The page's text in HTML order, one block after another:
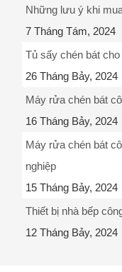
Những lưu ý khi
7 Tháng Tám, 2024
Tủ sấy chén bát
26 Tháng Bảy, 2024
Máy rửa chén bát
16 Tháng Bảy, 2024
Máy rửa chén bát
nghiệp
15 Tháng Bảy, 2024
Thiết bị nhà bếp
12 Tháng Bảy, 2024